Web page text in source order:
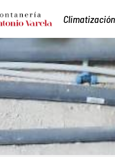
Climatización
Climatización